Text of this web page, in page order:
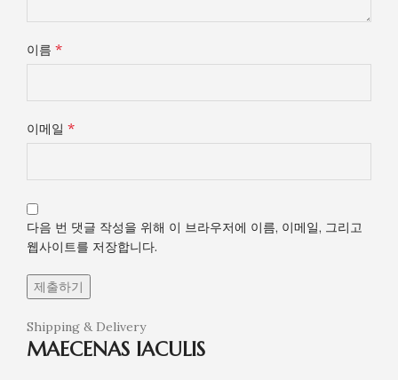
이름 *
이메일 *
다음 번 댓글 작성을 위해 이 브라우저에 이름, 이메일, 그리고
웹사이트를 저장합니다.
Shipping & Delivery
MAECENAS IACULIS